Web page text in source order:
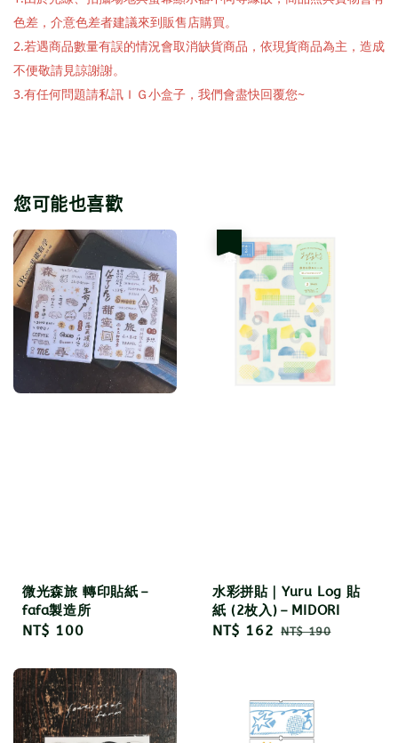
色差，介意色差者建議來到販售店購買。
2.若遇商品數量有誤的情況會取消缺貨商品，依現貨商品為主，造成
不便敬請見諒謝謝。
3.有任何問題請私訊ＩＧ小盒子，我們會盡快回覆您~
您可能也喜歡
微光森旅 轉印貼紙－
fafa製造所
Regular
NT$ 100
水彩拼貼｜Yuru Log 貼
紙 (2枚入)－MIDORI
Sale
NT$ 162 Regular
NT$ 190